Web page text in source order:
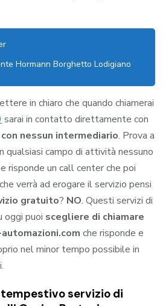
Hormann Borghetto Lodigiano
in chiaro che quando chiamerai
sarai in contatto direttamente con
con nessun intermediario. Prova a
campo di attività nessuno
risponde un call center che poi
verrà ad erogare il servizio pensi
gratuito? NO. Questi servizi di
oggi puoi scegliere di chiamare
che risponde e
nel minor tempo possibile in
servizio di